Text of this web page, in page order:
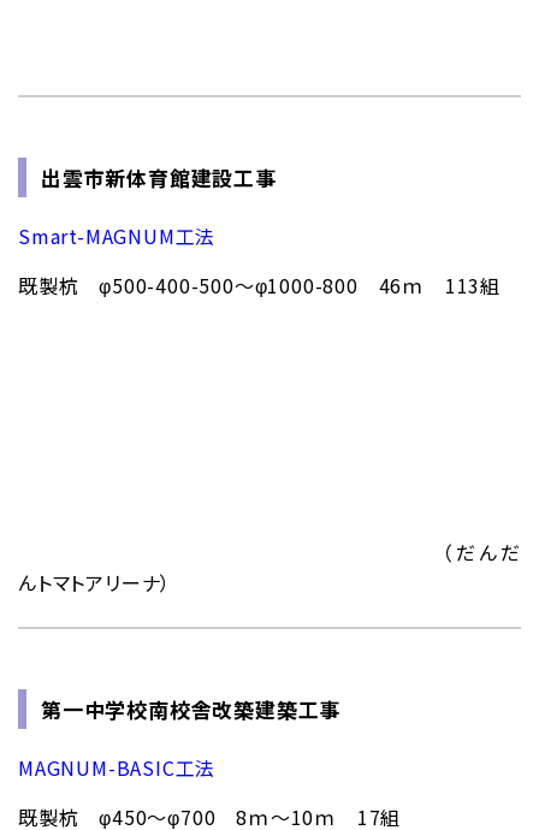
出雲市新体育館建設工事
Smart-MAGNUM工法
既製杭 φ500-400-500～φ1000-800 46ｍ 113組
（だんだ
んトマトアリーナ）
第一中学校南校舎改築建築工事
MAGNUM-BASIC工法
既製杭 φ450～φ700 8ｍ～10ｍ 17組